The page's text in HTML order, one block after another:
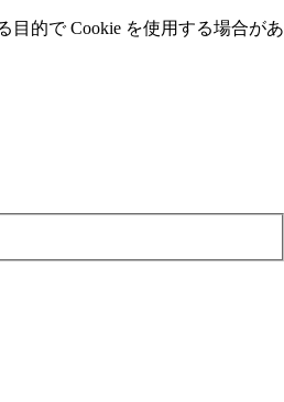
的で Cookie を使⽤する場合があ